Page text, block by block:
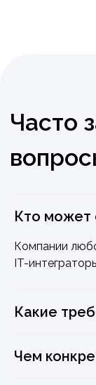
Кто может
Компании
IT-
Какие
Чем